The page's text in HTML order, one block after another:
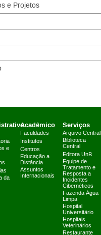
e Projetos
e
da
Acadêmico
Faculdades
Institutos
Centros
Educação a
Distância
Assuntos
Internacionais
Serviços
Arquivo Central
Biblioteca
Central
Editora UnB
Equipe de
Tratamento e
Resposta a
Incidentes
Cibernéticos
Fazenda Água
Limpa
Hospital
Universitário
Hospitais
Veterinários
Restaurante